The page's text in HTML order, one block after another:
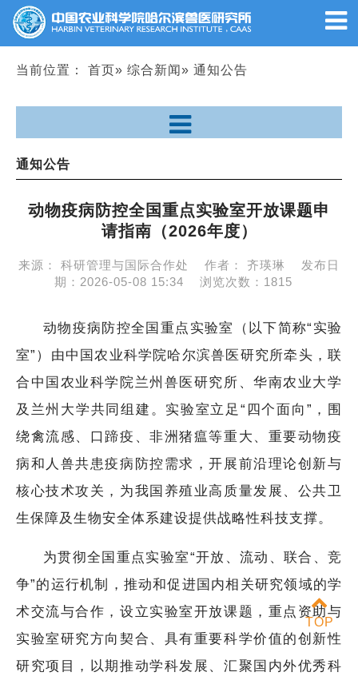
当前位置： 首页» 综合新闻» 通知公告
通知公告
动物疫病防控全国重点实验室开放课题申
请指南（2026年度）
来源： 科研管理与国际合作处 作者： 齐瑛琳
发布日
期： 2026-05-08 15:34 浏览次数： 1815
动物疫病防控全国重点实验室（以下简称“实验
室”）由中国农业科学院哈尔滨兽医研究所牵头，联
合中国农业科学院兰州兽医研究所、华南农业大学
及兰州大学共同组建。实验室立足“四个面向”，围
绕禽流感、口蹄疫、非洲猪瘟等重大、重要动物疫
病和人兽共患疫病防控需求，开展前沿理论创新与
核心技术攻关，为我国养殖业高质量发展、公共卫
生保障及生物安全体系建设提供战略性科技支撑。
为贯彻全国重点实验室“开放、流动、联合、竞
争”的运行机制，推动和促进国内相关研究领域的学
术交流与合作，设立实验室开放课题，重点资助与
实验室研究方向契合、具有重要科学价值的创新性
研究项目，以期推动学科发展、汇聚国内外优秀科
TOP